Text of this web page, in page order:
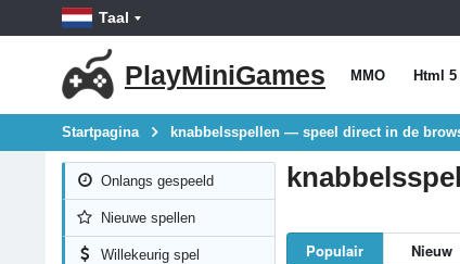
Taal
PlayMiniGames MMO Html 5
Startpagina knabbelsspellen — speel direct in de
Onlangs gespeeld
Nieuwe spellen
Willekeurig spel Populair Nieuw